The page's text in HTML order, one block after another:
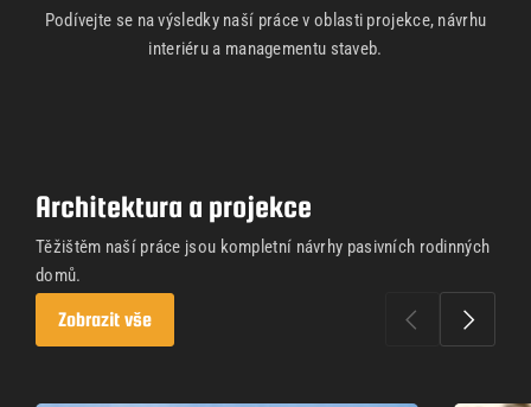
Podívejte se na výsledky naší práce v oblasti projekce, návrhu
interiéru a managementu staveb.
Architektura a projekce
Těžištěm naší práce jsou kompletní návrhy pasivních rodinných
domů.
Zobrazit vše